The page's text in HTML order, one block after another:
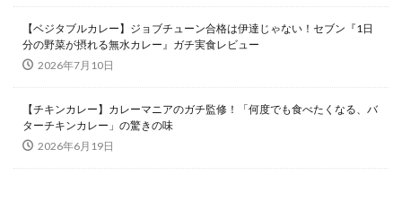
【ベジタブルカレー】ジョブチューン合格は伊達じゃない！セブン『1日
分の野菜が摂れる無水カレー』ガチ実食レビュー
2026年7月10日
【チキンカレー】カレーマニアのガチ監修！「何度でも食べたくなる、バ
ターチキンカレー」の驚きの味
2026年6月19日